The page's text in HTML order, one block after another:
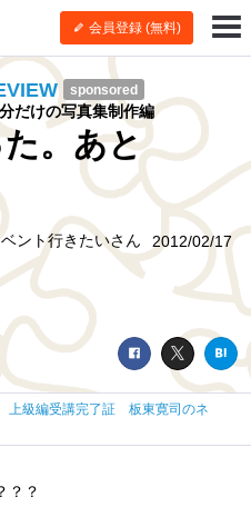
会員登録 (無料)
sponsored
だけの写真集制作編
。あと
ント行きたいさん
2012/02/17
上級編受講完了証 板東寛司のネ
？？